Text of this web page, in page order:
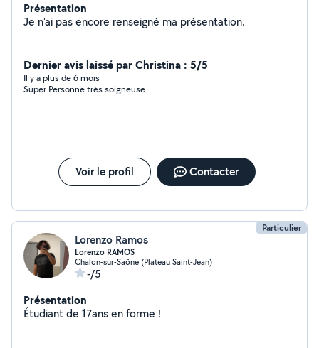
Présentation
Je n'ai pas encore renseigné ma présentation.
Dernier avis laissé par Christina : 5/5
Il y a plus de 6 mois
Super Personne très soigneuse
Voir le profil Contacter
Particulier
Lorenzo Ramos
Lorenzo RAMOS
Chalon-sur-Saône (Plateau Saint-Jean)
-/5
Présentation
Étudiant de 17ans en forme !